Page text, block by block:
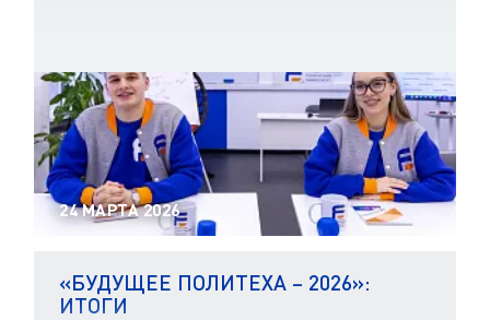
24 МАРТА 2026
«БУДУЩЕЕ ПОЛИТЕХА – 2026»:
ИТОГИ